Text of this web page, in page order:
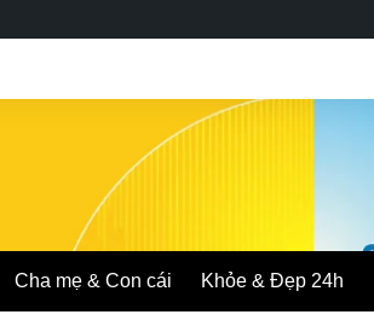
Cha mẹ & Con cái Khỏe & Đẹp 24h